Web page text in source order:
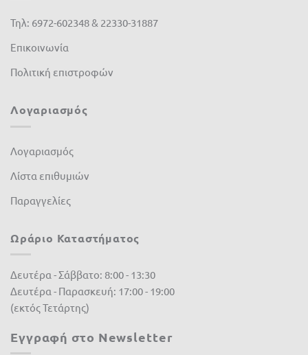
Τηλ: 6972-602348 & 22330-31887
Επικοινωνία
Πολιτική επιστροφών
Λογαριασμός
Λογαριασμός
Λίστα επιθυμιών
Παραγγελίες
Ωράριο Καταστήματος
Δευτέρα - Σάββατο: 8:00 - 13:30
Δευτέρα - Παρασκευή: 17:00 - 19:00
(εκτός Τετάρτης)
Εγγραφή στο Newsletter